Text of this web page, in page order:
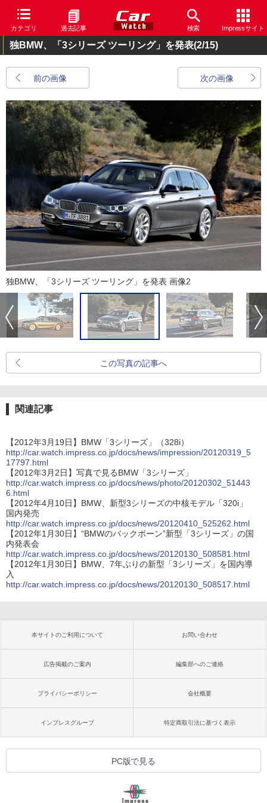
カテゴリ 過去記事 検索 Impressサイト
独BMW、「3シリーズ ツーリング」を発表(2/15)
前の画像 次の画像
独BMW、「3シリーズ ツーリング」を発表 画像2
この写真の記事へ
関連記事
【2012年3月19日】BMW「3シリーズ」（328i）
http://car.watch.impress.co.jp/docs/news/impression/20120319_5
17797.html
【2012年3月2日】写真で見るBMW「3シリーズ」
http://car.watch.impress.co.jp/docs/news/photo/20120302_51443
6.html
【2012年4月10日】BMW、新型3シリーズの中核モデル「320i」
国内発売
http://car.watch.impress.co.jp/docs/news/20120410_525262.html
【2012年1月30日】“BMWのバックボーン”新型「3シリーズ」の国
内発表会
http://car.watch.impress.co.jp/docs/news/20120130_508581.html
【2012年1月30日】BMW、7年ぶりの新型「3シリーズ」を国内導
入
http://car.watch.impress.co.jp/docs/news/20120130_508517.html
本サイトのご利用について お問い合わせ
広告掲載のご案内 編集部へのご連絡
プライバシーポリシー 会社概要
インプレスグループ 特定商取引法に基づく表示
PC版で見る